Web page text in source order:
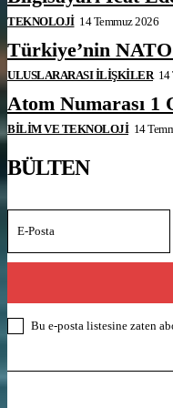
TEKNOLOJI 14 Temmuz 2026
Türkiye’nin
ULUSLARARASI İLIŞKILER 14
Atom Numarası 1
BILIM VE TEKNOLOJI 14
BÜLTEN
Bu e-posta listesine zaten